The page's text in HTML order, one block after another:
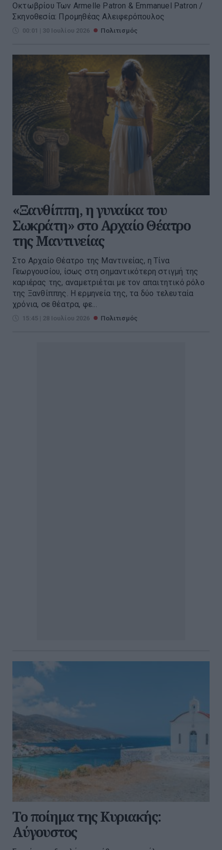
Οκτωβρίου Των Armelle Patron & Emmanuel Patron /
Σκηνοθεσία: Προμηθέας Αλειφερόπουλος
00:01 | 30 Ιουλίου 2026 Πολιτισμός
«Ξανθίππη, η γυναίκα του
Σωκράτη» στο Αρχαίο Θέατρο
της Μαντινείας
Στο Αρχαίο Θέατρο της Μαντινείας, η Τίνα
Γεωργουσίου, ίσως στη σημαντικότερη στιγμή της
καριέρας της, αναμετριέται με τον απαιτητικό ρόλο
της Ξανθίππης. Η ερμηνεία της, τα δύο τελευταία
χρόνια, σε θέατρα, φε...
15:45 | 28 Ιουλίου 2026 Πολιτισμός
Το ποίημα της Κυριακής:
Αύγουστος